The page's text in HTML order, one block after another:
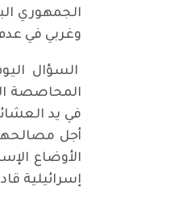
الجمهوري
وغربي في
السؤال
المحاصصة
في يد
أجل
الأوضاع
إسرائيلية